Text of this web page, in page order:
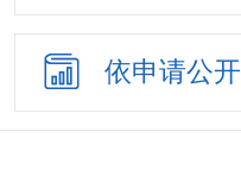
依申请公开